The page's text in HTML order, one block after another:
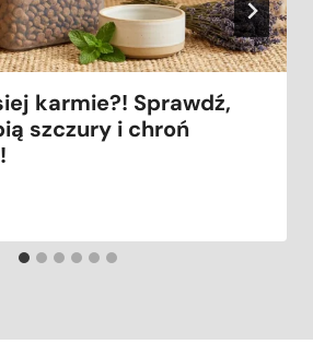
karmie?! Sprawdź,
szczury i chroń